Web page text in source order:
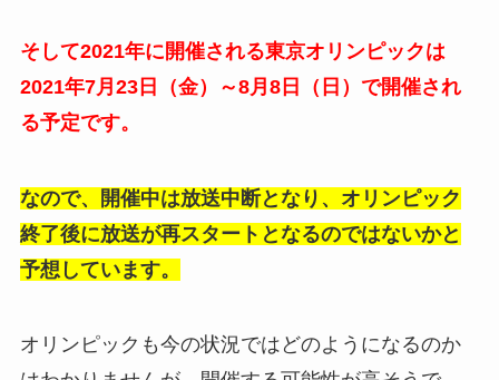
そして2021年に開催される東京オリンピックは
2021年7月23日（金）～8月8日（日）で開催され
る予定です。
なので、開催中は放送中断となり、オリンピック
終了後に放送が再スタートとなるのではないかと
予想しています。
オリンピックも今の状況ではどのようになるのか